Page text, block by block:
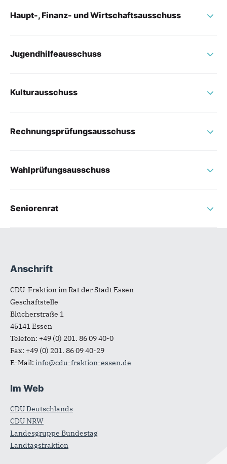
Haupt-, Finanz- und Wirtschaftsausschuss
Jugendhilfeausschuss
Kulturausschuss
Rechnungsprüfungsausschuss
Wahlprüfungsausschuss
Seniorenrat
Fußbereich
Anschrift
CDU-Fraktion im Rat der Stadt Essen
Geschäftstelle
Blücherstraße 1
45141Essen
Telefon: +49 (0) 201. 86 09 40-0
Fax: +49 (0) 201. 86 09 40-29
E-Mail: info@cdu-fraktion-essen.de
Im Web
CDU Deutschlands
CDU NRW
Landesgruppe Bundestag
Landtagsfraktion